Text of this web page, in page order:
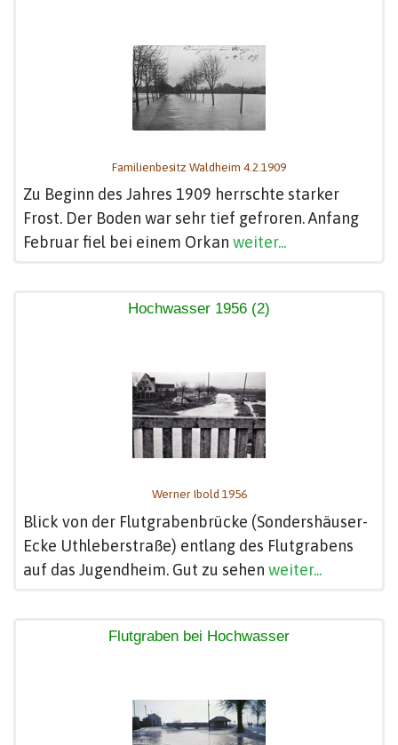
Familienbesitz Waldheim 4.2.1909
Zu Beginn des Jahres 1909 herrschte starker
Frost. Der Boden war sehr tief gefroren. Anfang
Februar fiel bei einem Orkan weiter...
Hochwasser 1956 (2)
Werner Ibold 1956
Blick von der Flutgrabenbrücke (Sondershäuser-
Ecke Uthleberstraße) entlang des Flutgrabens
auf das Jugendheim. Gut zu sehen weiter...
Flutgraben bei Hochwasser